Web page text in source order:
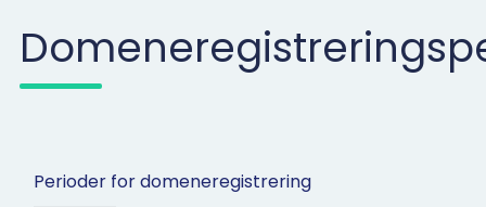
Perioder for domeneregistrering